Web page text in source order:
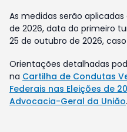
As medidas serão
de 2026, data do primeiro
25 de outubro de 2026,
Orientações detalhadas
na Cartilha de Condutas
Federais nas Eleições de
Advocacia-Geral da União.